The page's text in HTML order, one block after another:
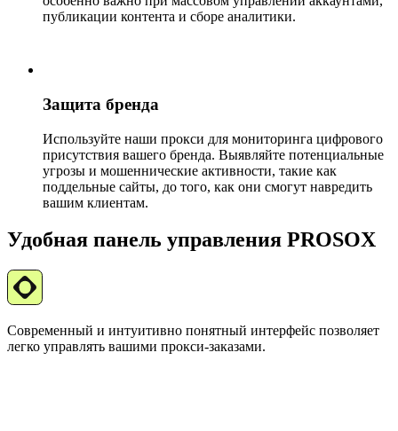
публикации контента и сборе аналитики.
Защита бренда
Используйте наши прокси для мониторинга цифрового
присутствия вашего бренда. Выявляйте потенциальные
угрозы и мошеннические активности, такие как
поддельные сайты, до того, как они смогут навредить
вашим клиентам.
Удобная панель управления PROSOX
Современный и интуитивно понятный интерфейс позволяет
легко управлять вашими прокси-заказами.